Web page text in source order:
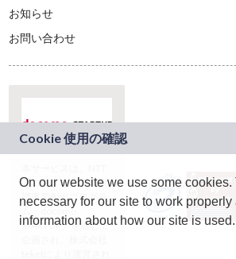
お知らせ
お問い合わせ
ドコモグループの新
規事業創出プログラ
ム「docomo
STARTUP」を通じて
On our website we use some cookies.
necessary for our site to work
information about how our site is used.